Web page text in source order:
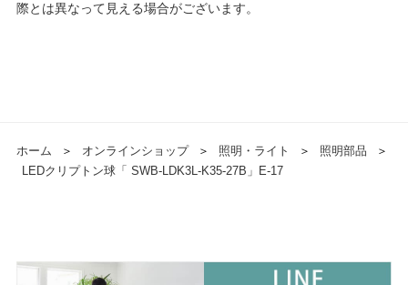
際とは異なって見える場合がございます。
ホーム ＞ オンラインショップ ＞ 照明・ライト ＞ 照明部品
＞
LEDクリプトン球「 SWB-LDK3L-K35-27B」E-17